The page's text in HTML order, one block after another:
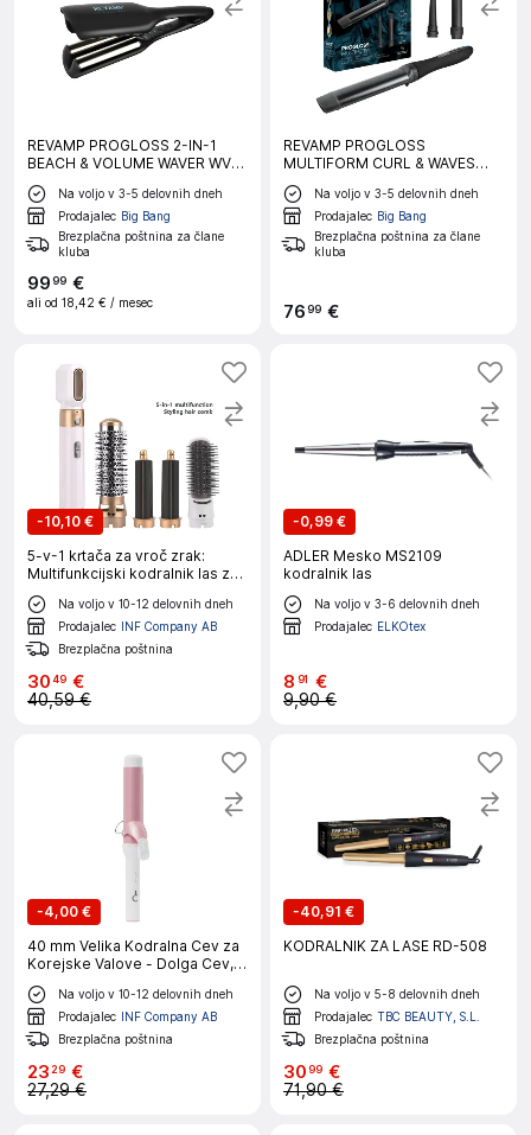
REVAMP PROGLOSS 2-IN-1
BEACH & VOLUME WAVER WV-
3000 kodralnik za lase
Na voljo v 3-5 delovnih dneh
Prodajalec Big Bang
Brezplačna poštnina za člane
kluba
9999 €
ali od 18,42 € / mesec
REVAMP PROGLOSS
MULTIFORM CURL & WAVES
3IN1 WD-1500 oblikovalnik las
Na voljo v 3-5 delovnih dneh
Prodajalec Big Bang
Brezplačna poštnina za člane
kluba
7699 €
-10,10 €
5-v-1 krtača za vroč zrak:
Multifunkcijski kodralnik las z
nastavljivo temperaturo White
Na voljo v 10-12 delovnih dneh
Prodajalec INF Company AB
Brezplačna poštnina
3049 €
40,59 €
-0,99 €
ADLER Mesko MS2109
kodralnik las
Na voljo v 3-6 delovnih dneh
Prodajalec ELKOtex
8 91 €
9,90 €
-4,00 €
40 mm Velika Kodralna Cev za
Korejske Valove - Dolga Cev,
Nastavljiva Toplota Pink
Na voljo v 10-12 delovnih dneh
Prodajalec INF Company AB
Brezplačna poštnina
23 29 €
27,29 €
-40,91 €
KODRALNIK ZA LASE RD-508
Na voljo v 5-8 delovnih dneh
Prodajalec TBC BEAUTY, S.L.
Brezplačna poštnina
3099 €
71,90 €